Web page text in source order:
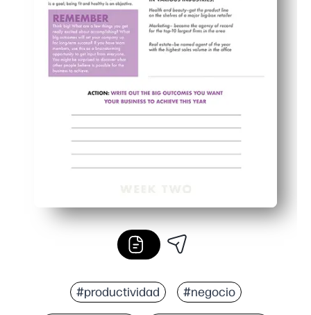
#productividad #negocio